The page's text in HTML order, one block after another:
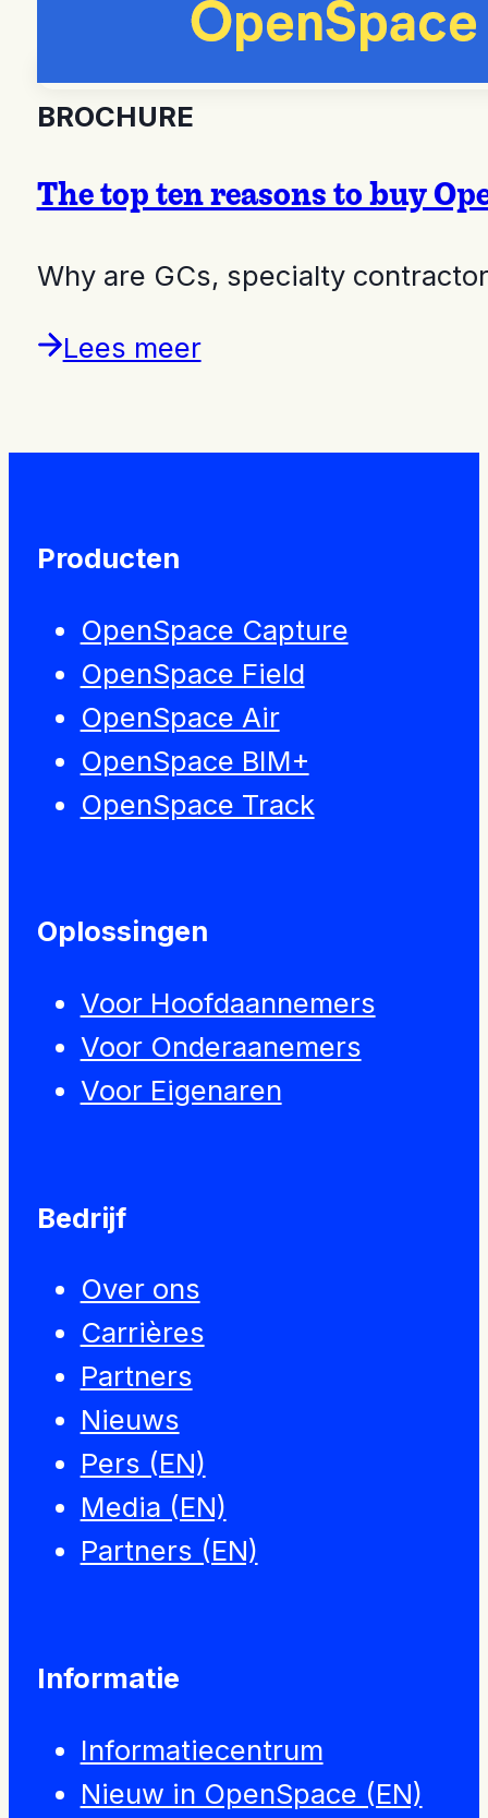
BROCHURE
The top ten reasons to buy
Why are GCs, specialty
Lees meer
Producten
OpenSpace Capture
OpenSpace Field
OpenSpace Air
OpenSpace BIM+
OpenSpace Track
Oplossingen
Voor Hoofdaannemers
Voor Onderaanemers
Voor Eigenaren
Bedrijf
Over ons
Carrières
Partners
Nieuws
Pers (EN)
Media (EN)
Partners (EN)
Informatie
Informatiecentrum
Nieuw in OpenSpace (EN)